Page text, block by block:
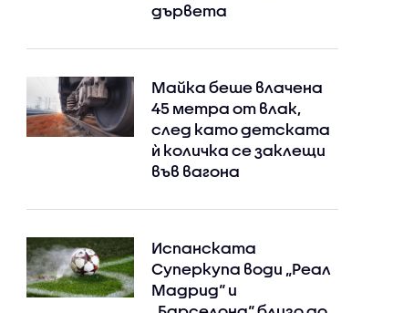
дървета
Майка беше влачена
45 метра от влак,
след като детската
ѝ количка се заклещи
във вагона
Испанската
Суперкупа води „Реал
Мадрид“ и